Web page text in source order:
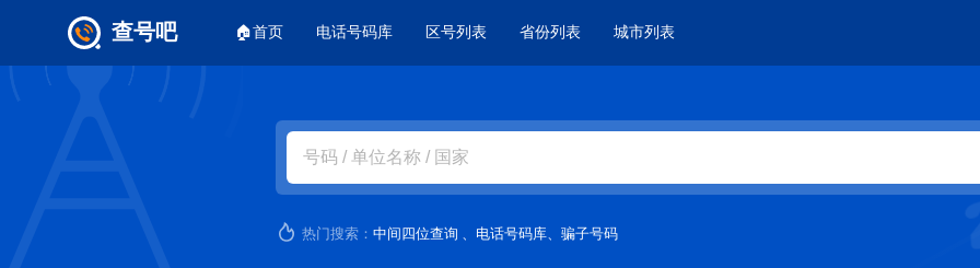
查号吧 🏠首页 电话号码库 区号列表 省份列表 城市列表
热门搜索： 中间四位查询 、 电话号码库、 骗子号码